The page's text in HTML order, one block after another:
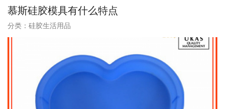
慕斯硅胶模具有什么特点
分类： 硅胶生活用品